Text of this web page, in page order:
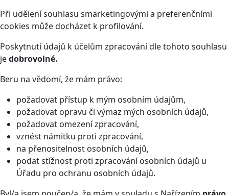
Při udělení souhlasu smarketingovými a preferenčními
cookies může docházet k profilování.
Poskytnutí údajů k účelům zpracování dle tohoto souhlasu
jedobrovolné.
Beru na vědomí, že mám právo:
požadovat přístup k mým osobním údajům,
požadovat opravu či výmaz mých osobních údajů,
požadovat omezení zpracování,
vznést námitku proti zpracování,
na přenositelnost osobních údajů,
podat stížnost proti zpracování osobních údajů u
Úřadu pro ochranu osobních údajů.